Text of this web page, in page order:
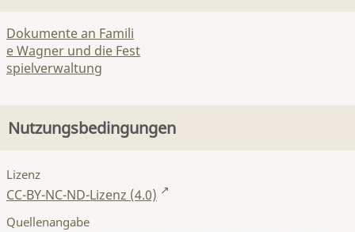
Dokumente an Famili
e Wagner und die Fest
spielverwaltung
Nutzungsbedingungen
Lizenz
CC-BY-NC-ND-Lizenz (4.0)
Quellenangabe